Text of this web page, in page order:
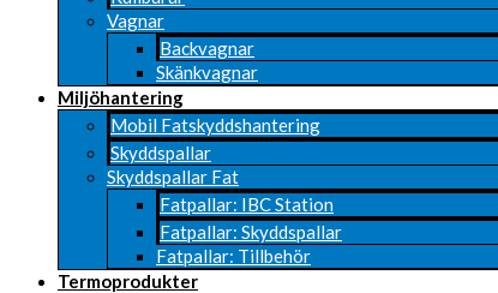
Vagnar
Backvagnar
Skänkvagnar
Miljöhantering
Mobil Fatskyddshantering
Skyddspallar
Skyddspallar Fat
Fatpallar: IBC Station
Fatpallar: Skyddspallar
Fatpallar: Tillbehör
Termoprodukter